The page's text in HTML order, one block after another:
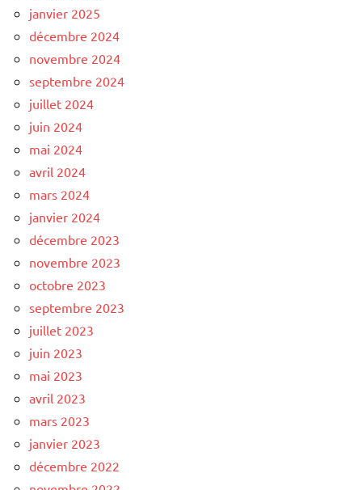
janvier 2025
décembre 2024
novembre 2024
septembre 2024
juillet 2024
juin 2024
mai 2024
avril 2024
mars 2024
janvier 2024
décembre 2023
novembre 2023
octobre 2023
septembre 2023
juillet 2023
juin 2023
mai 2023
avril 2023
mars 2023
janvier 2023
décembre 2022